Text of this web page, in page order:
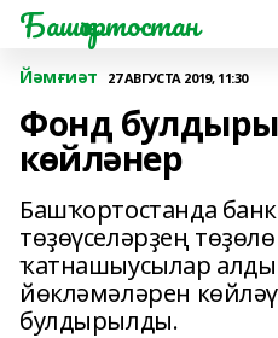
Башҡортостан
Йәмғиәт 27 АВГУСТА 2019, 11:30
Фонд
көйләнер
Башҡортостанда
төҙөүселәрҙең
ҡатнашыусылар
йөкләмәләрен
булдырылды.